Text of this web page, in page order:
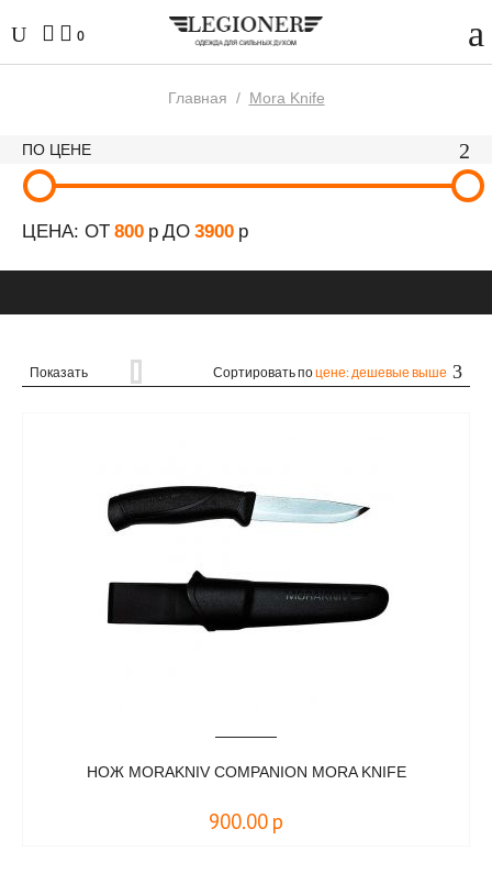
0
Главная / Mora Knife
ПО ЦЕНЕ
ЦЕНА: ОТ 800 р ДО 3900 р
Показать Сортировать поцене: дешевые выше
НОЖ MORAKNIV COMPANION MORA KNIFE
900.00 р